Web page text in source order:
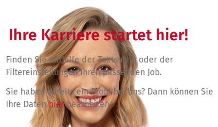
Ihre Karriere startet hier!
Finden Sie mithilfe der Textsuche oder der
Filtereinstellungen Ihren passenden Job.
Sie haben bereits ein Profil bei uns? Dann können Sie
Ihre Datenhierbearbeiten.